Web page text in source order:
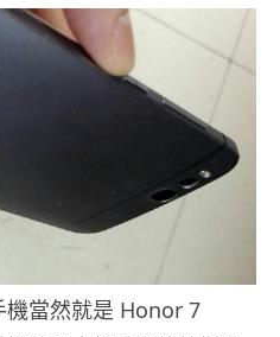
機當然就是 Honor 7